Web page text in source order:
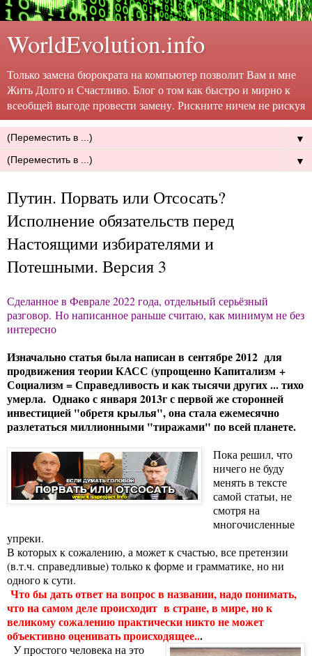
WorldEvolution.info
Только замена бюрократа на компьютер позволит Вам и мне
Жить Долго и Счастливо. Блог о том как быстро и мирно к
всеобщей выгоде провести замену. Рискните ничем не рискуя
▼
▼
Путин. Порвать или Отсосать?
Исполнение обязательств перед
Настоящими избирателями и
Потешными. Версия 3
Сделанное в Феврале 2022 года, отдельный серьёзный
разговор. Но написанное раньше считаю, как минимум не без
интересно
Изначально статья была написан в сентябре 2012 для
продвижения теории КАСС (упрощенно Капитализм +
Социализм = Справедливость и как тысячи других ... тихо
умерла. Однако с января 2013г с первой же сторонней
инвестицией "обретя крылья", она стала ежемесячно
разлетаться миллионными "тиражами" по всей планете.
Пока решил, что
ничего не буду
менять в тексте
самой статьи, не
смотря на
многочисленные
упреки.
В которых к сожалению, а может к счастью, все претензии
(в.т.ч. справедливые) только к форме и грамматике, но ни
одного к сути.
Что бы дать ответ на вопрос в названии, надо понимать,
что на самом деле происходит в стране, в мире, но к
великому сожалению практически никто не может
объективно оценивать происходящее...
У простого человека на это